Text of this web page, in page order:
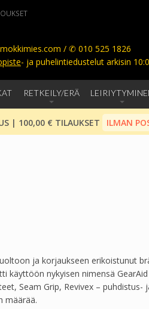
/ ✆ 010 525 1826
- ja puhelintiedustelut arkisin
RETKEILY/ERÄ
| 100,00 € TILAUKSET ILMAN
ja korjaukseen erikoistunut
käyttöön nykyisen nimensä
Seam Grip, Revivex –
määrää.